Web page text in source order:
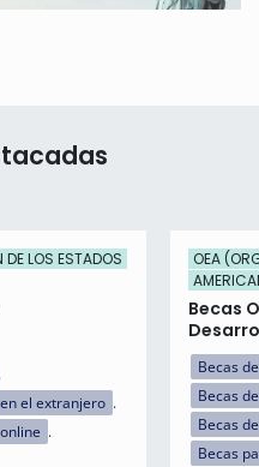
LOS ESTADOS
el extranjero
OEA
Becas
Becas
Becas
Becas
Becas